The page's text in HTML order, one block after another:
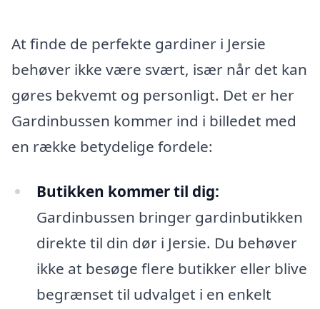
At finde de perfekte gardiner i Jersie
behøver ikke være svært, især når det kan
gøres bekvemt og personligt. Det er her
Gardinbussen kommer ind i billedet med
en række betydelige fordele:
Butikken kommer til dig:
Gardinbussen bringer gardinbutikken
direkte til din dør i Jersie. Du behøver
ikke at besøge flere butikker eller blive
begrænset til udvalget i en enkelt